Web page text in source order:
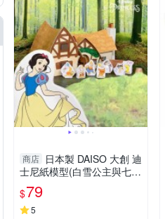
商店 日本製 DAISO 大創 迪
士尼紙模型(白雪公主與七個
小矮人) 紙工藝【南風百
貨】
$79
5